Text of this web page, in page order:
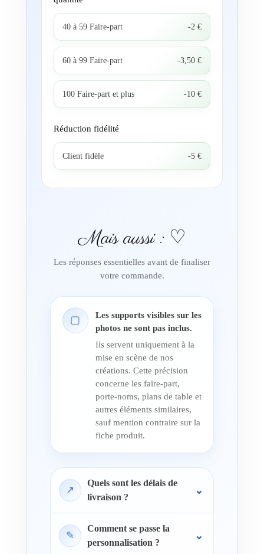
40 à 59 Faire-part -2 €
60 à 99 Faire-part -3,50 €
100 Faire-part et plus -10 €
Réduction fidélité
Client fidèle -5 €
Mais aussi : ♡
Les réponses essentielles avant de finaliser
votre commande.
▢
Les supports visibles sur les
photos ne sont pas inclus.
Ils servent uniquement à la
mise en scène de nos
créations. Cette précision
concerne les faire-part,
porte-noms, plans de table et
autres éléments similaires,
sauf mention contraire sur la
fiche produit.
↗
Quels sont les délais de
livraison ?
✎
Comment se passe la
personnalisation ?